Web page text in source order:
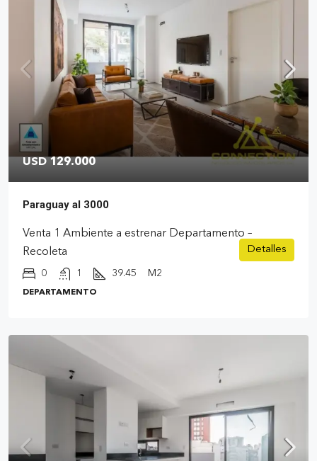
USD 129.000
Paraguay al 3000
Venta 1 Ambiente a estrenar Departamento –
Recoleta
0 1 39.45 M2
DEPARTAMENTO
Detalles